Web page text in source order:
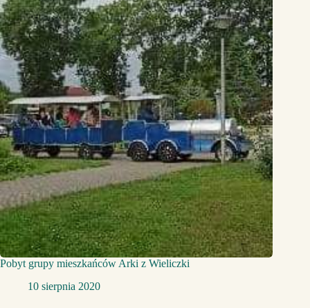
Pobyt grupy mieszkańców Arki z Wieliczki
10 sierpnia 2020